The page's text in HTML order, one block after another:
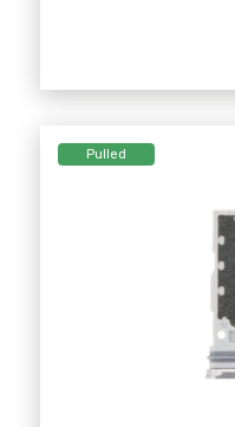
Pulled